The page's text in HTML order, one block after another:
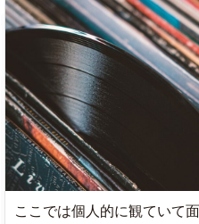
ここでは個人的に観ていて